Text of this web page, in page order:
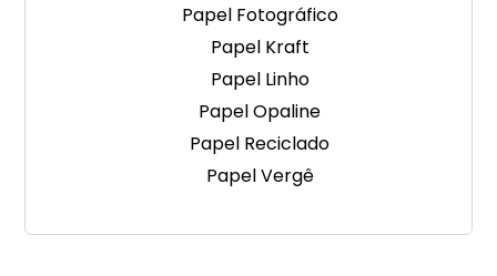
Papel Fotográfico
Papel Kraft
Papel Linho
Papel Opaline
Papel Reciclado
Papel Vergê